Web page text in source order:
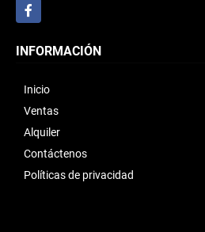
Facebook
INFORMACIÓN
Inicio
Ventas
Alquiler
Contáctenos
Políticas de privacidad